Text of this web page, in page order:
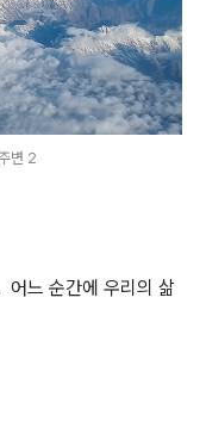
변 2
어느 순간에 우리의 삶